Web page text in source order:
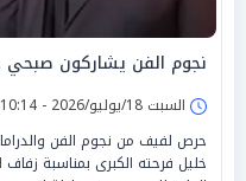
نجوم الفن يشاركون
السبت 18/يوليو/2026 - 10:14 م
حرص لفيف من نجوم الفن
خليل فرحته الكبرى بمناسبة زفاف